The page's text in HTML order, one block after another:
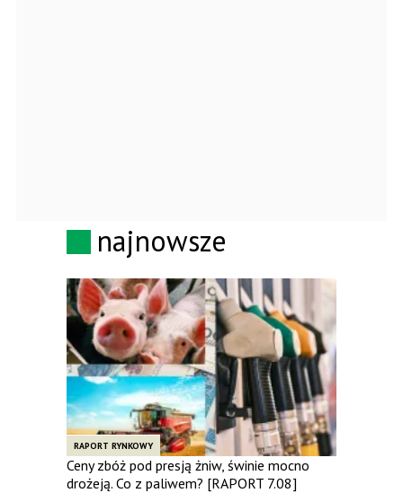
najnowsze
RAPORT RYNKOWY
Ceny zbóż pod presją żniw, świnie mocno
drożeją. Co z paliwem? [RAPORT 7.08]